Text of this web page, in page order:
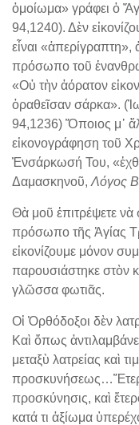
ὁμοίωμα» γράφει ὁ
94,1240). Δὲν
εἶναι
πρόσωπο τοῦ
«Οὐ τὴν ἀόρατον
ὁραθεῖσαν σάρκα».
94,1236) Ὅποιος μ᾽
εἰκονογράφηση τοῦ
Ἐνσάρκωσή Του,
Δαμασκηνοῦ, Λόγος
Θὰ μοῦ ἐπιτρέψετε νὰ
πρόσωπο τῆς Ἁγίας
εἰκονίζουμε μόνον
παρουσιάστηκε στὸν
γλῶσσα φωτιᾶς.
Οἱ Ὀρθόδοξοι δὲν
Καὶ ὅπως
μεταξὺ λατρείας καὶ
προσκύνησις, καὶ
κατά τι ἀξίωμα